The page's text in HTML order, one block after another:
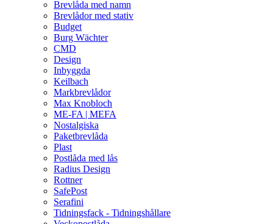
Brevlåda med namn
Brevlådor med stativ
Budget
Burg Wächter
CMD
Design
Inbyggda
Keilbach
Markbrevlådor
Max Knobloch
ME-FA | MEFA
Nostalgiska
Paketbrevlåda
Plast
Postlåda med lås
Radius Design
Rottner
SafePost
Serafini
Tidningsfack - Tidningshållare